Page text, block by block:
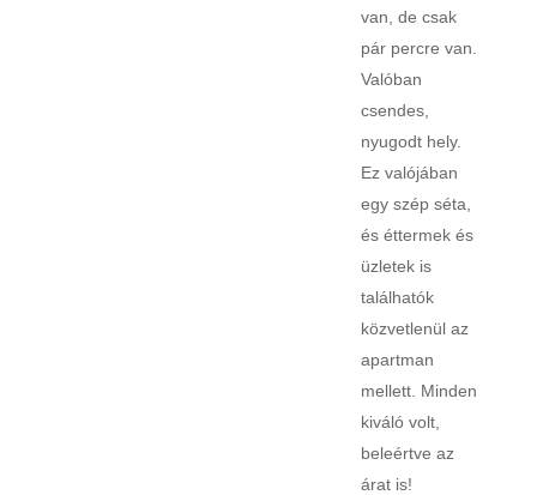
van, de csak
pár percre van.
Valóban
csendes,
nyugodt hely.
Ez valójában
egy szép séta,
és éttermek és
üzletek is
találhatók
közvetlenül az
apartman
mellett. Minden
kiváló volt,
beleértve az
árat is!